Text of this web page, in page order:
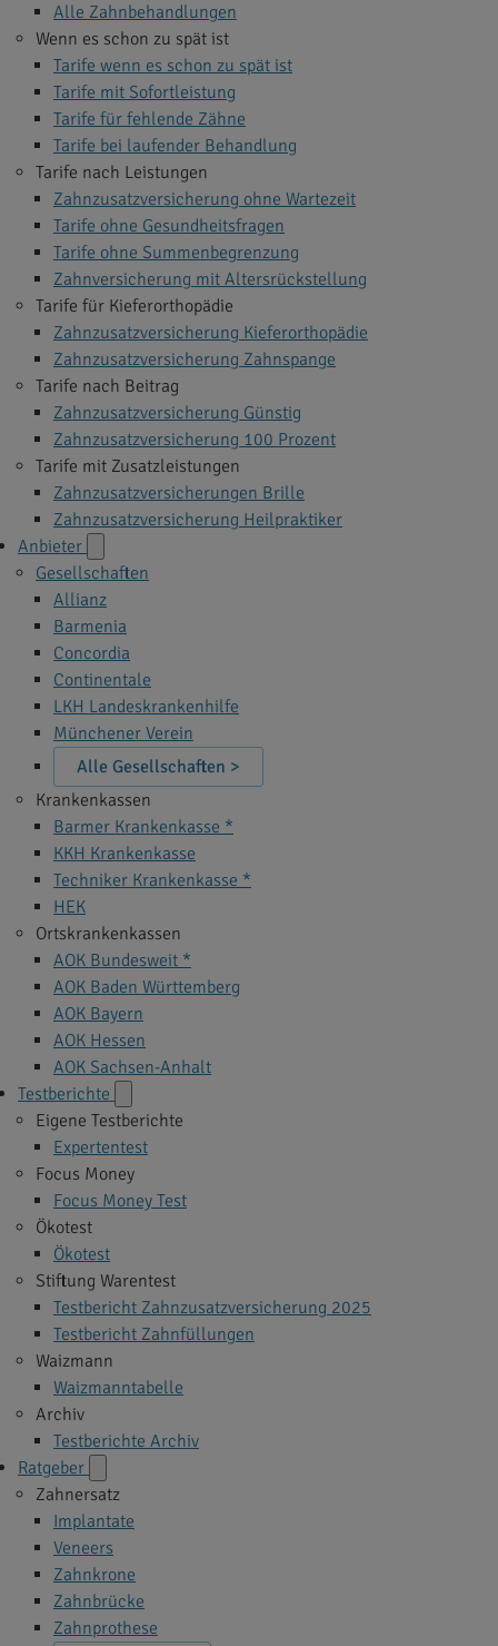
Alle Zahnbehandlungen
Wenn es schon zu spät ist
Tarife wenn es schon zu spät ist
Tarife mit Sofortleistung
Tarife für fehlende Zähne
Tarife bei laufender Behandlung
Tarife nach Leistungen
Zahnzusatzversicherung ohne Wartezeit
Tarife ohne Gesundheitsfragen
Tarife ohne Summenbegrenzung
Zahnversicherung mit Altersrückstellung
Tarife für Kieferorthopädie
Zahnzusatzversicherung Kieferorthopädie
Zahnzusatzversicherung Zahnspange
Tarife nach Beitrag
Zahnzusatzversicherung Günstig
Zahnzusatzversicherung 100 Prozent
Tarife mit Zusatzleistungen
Zahnzusatzversicherungen Brille
Zahnzusatzversicherung Heilpraktiker
Anbieter
Gesellschaften
Allianz
Barmenia
Concordia
Continentale
LKH Landeskrankenhilfe
Münchener Verein
Alle Gesellschaften >
Krankenkassen
Barmer Krankenkasse *
KKH Krankenkasse
Techniker Krankenkasse *
HEK
Ortskrankenkassen
AOK Bundesweit *
AOK Baden Württemberg
AOK Bayern
AOK Hessen
AOK Sachsen-Anhalt
Testberichte
Eigene Testberichte
Expertentest
Focus Money
Focus Money Test
Ökotest
Ökotest
Stiftung Warentest
Testbericht Zahnzusatzversicherung 2025
Testbericht Zahnfüllungen
Waizmann
Waizmanntabelle
Archiv
Testberichte Archiv
Ratgeber
Zahnersatz
Implantate
Veneers
Zahnkrone
Zahnbrücke
Zahnprothese